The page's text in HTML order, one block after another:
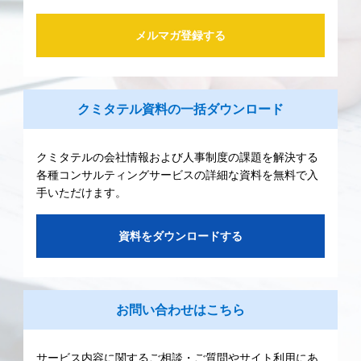
メルマガ登録する
クミタテル資料の一括ダウンロード
クミタテルの会社情報および人事制度の課題を解決する
各種コンサルティングサービスの詳細な資料を無料で入
手いただけます。
資料をダウンロードする
お問い合わせはこちら
サービス内容に関するご相談・ご質問やサイト利用にあ